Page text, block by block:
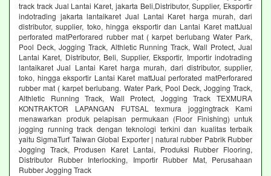
track track Jual Lantai Karet, jakarta Beli,Distributor, Supplier, Eksportir
indotrading jakarta lantaikaret Jual Lantai Karet harga murah, dari
distributor, supplier, toko, hingga eksportir dan Lantai Karet mattJual
perforated matPerforared rubber mat ( karpet berlubang Water Park,
Pool Deck, Jogging Track, Althletic Running Track, Wall Protect, Jual
Lantai Karet, Distributor, Beli, Supplier, Eksportir, Importir indotrading
lantaikaret Jual Lantai Karet harga murah, dari distributor, supplier,
toko, hingga eksportir Lantai Karet mattJual perforated matPerforared
rubber mat ( karpet berlubang. Water Park, Pool Deck, Jogging Track,
Althletic Running Track, Wall Protect, Jogging Track TEXMURA
KONTRAKTOR LAPANGAN FUTSAL texmura joggingtrack Kami
menawarkan produk pelapisan permukaan (Floor Finishing) untuk
jogging running track dengan teknologi terkini dan kualitas terbaik
yaitu SigmaTurf Taiwan Global Exporter | natural rubber Pabrik Rubber
Jogging Track, Produsen Karet Lantai, Produksi Rubber Flooring,
Distributor Rubber Interlocking, Importir Rubber Mat, Perusahaan
Rubber Jogging Track